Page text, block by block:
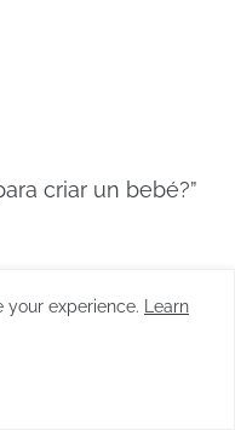
criar un bebé?”
de la vida. Era
para tener hijos
your experience.
Learn